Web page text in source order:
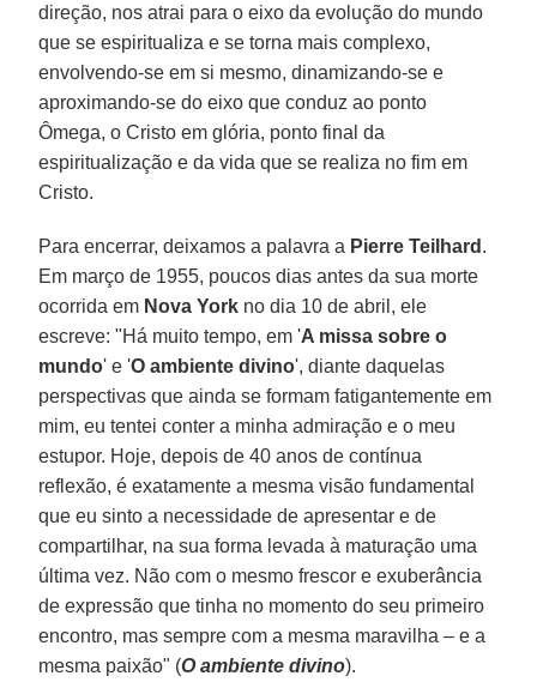
direção, nos atrai para o eixo da evolução do mundo
que se espiritualiza e se torna mais complexo,
envolvendo-se em si mesmo, dinamizando-se e
aproximando-se do eixo que conduz ao ponto
Ômega, o Cristo em glória, ponto final da
espiritualização e da vida que se realiza no fim em
Cristo.
Para encerrar, deixamos a palavra a Pierre Teilhard .
Em março de 1955, poucos dias antes da sua morte
ocorrida em Nova York no dia 10 de abril, ele
escreve: "Há muito tempo, em 'A missa sobre o
mundo' e 'O ambiente divino', diante daquelas
perspectivas que ainda se formam fatigantemente em
mim, eu tentei conter a minha admiração e o meu
estupor. Hoje, depois de 40 anos de contínua
reflexão, é exatamente a mesma visão fundamental
que eu sinto a necessidade de apresentar e de
compartilhar, na sua forma levada à maturação uma
última vez. Não com o mesmo frescor e exuberância
de expressão que tinha no momento do seu primeiro
encontro, mas sempre com a mesma maravilha – e a
mesma paixão" (O ambiente divino).